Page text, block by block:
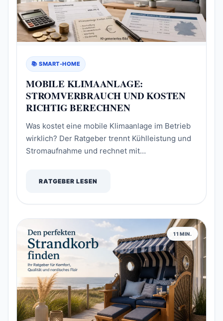
📚 SMART-HOME
MOBILE KLIMAANLAGE:
STROMVERBRAUCH UND KOSTEN
RICHTIG BERECHNEN
Was kostet eine mobile Klimaanlage im Betrieb
wirklich? Der Ratgeber trennt Kühlleistung und
Stromaufnahme und rechnet mit
RATGEBER LESEN
11 MIN.